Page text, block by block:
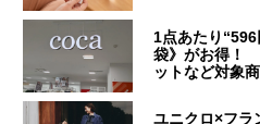
1点あたり
袋》がお得！
ットなど対象
ユニクロ×フラ